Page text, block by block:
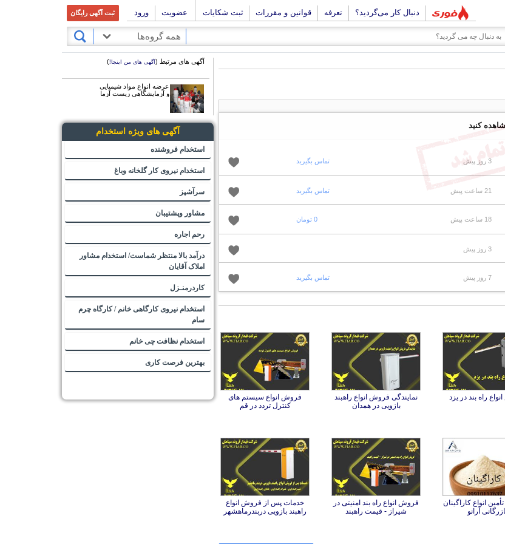
دنبال کار می‌گردید؟ تعرفه قوانین و مقررات ثبت شکایات عضویت ورود ثبت آگهی رایگان
همه گروه‌ها
کنید
3 روز پیش تماس بگیرید
21 ساعت پیش تماس بگیرید
18 ساعت پیش 0 تومان
3 روز پیش
7 روز پیش تماس بگیرید
راه بند در یزد
نمایندگی فروش انواع راهبند
بازویی در همدان
فروش انواع سیستم های
کنترل تردد در قم
انواع کاراگینان
آرانو
فروش انواع راه بند امنیتی در
شیراز - قیمت راهبند
خدمات پس از فروش انواع
راهبند بازویی دربندرماهشهر
آگهی های مرتبط (آگهی های من اینجا!)
عرضه انواع مواد شیمیایی
و آزمایشگاهی زیست آزما
آگهی های ویژه استخدام
استخدام فروشنده
استخدام نیروی کار گلخانه وباغ
سرآشپز
مشاور وپشتیبان
رحم اجاره
درآمد بالا منتظر شماست/ استخدام مشاور
املاک آقایان
کاردرمنـزل
استخدام نیروی کارگاهی خانم / کارگاه چرم
سام
استخدام نظافت چی خانم
بهترین فرصت کاری